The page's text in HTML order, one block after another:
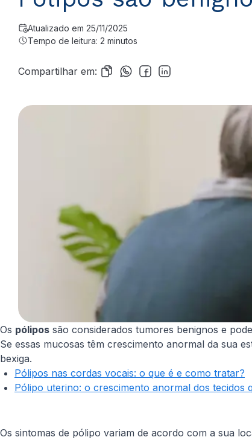
Atualizado em 25/11/2025
Tempo de leitura: 2 minutos
Compartilhar em:
Os pólipos são considerados tumores benignos e
Se essas mucosas têm crescimento anormal da sua
bexiga.
Pólipos nas cordas vocais: o que é e como tratar?
Pólipo uterino: o crescimento anormal dos tecidos
Os sintomas de pólipo variam de acordo com a sua